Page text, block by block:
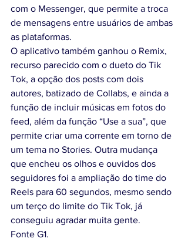
com o Messenger, que permite a troca
de mensagens entre usuários de ambas
as plataformas.
O aplicativo também ganhou o Remix,
recurso parecido com o dueto do Tik
Tok, a opção dos posts com dois
autores, batizado de Collabs, e ainda a
função de incluir músicas em fotos do
feed, além da função “Use a sua”, que
permite criar uma corrente em torno de
um tema no Stories. Outra mudança
que encheu os olhos e ouvidos dos
seguidores foi a ampliação do time do
Reels para 60 segundos, mesmo sendo
um terço do limite do Tik Tok, já
conseguiu agradar muita gente.
Fonte G1.